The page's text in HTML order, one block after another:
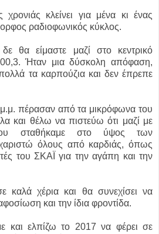
κλείνει για μένα κι ένας
ραδιοφωνικός κύκλος.
θα είμαστε μαζί στο κεντρικό
Ήταν μια δύσκολη απόφαση,
τα καρπούζια και δεν έπρεπε
πέρασαν από τα μικρόφωνα του
και θέλω να πιστεύω ότι μαζί με
σταθήκαμε στο ύψος των
όλους από καρδιάς, όπως
του ΣΚΑΪ για την αγάπη και την
καλά χέρια και θα συνεχίσει να
και την ίδια φροντίδα.
και ελπίζω το 2017 να φέρει σε